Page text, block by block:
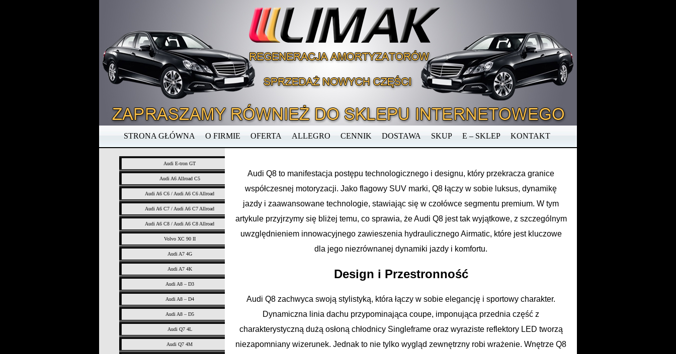
STRONA GŁÓWNA O FIRMIE OFERTA ALLEGRO CENNIK DOSTAWA SKUP E – SKLEP KONTAKT
Audi E-tron GT
Audi A6 Allroad C5
Audi A6 C6 / Audi A6 C6 Allroad
Audi A6 C7 / Audi A6 C7 Allroad
Audi A6 C8 / Audi A6 C8 Allroad
Volvo XC 90 II
Audi A7 4G
Audi A7 4K
Audi A8 – D3
Audi A8 – D4
Audi A8 – D5
Audi Q7 4L
Audi Q7 4M
Audi Q8 to manifestacja postępu technologicznego i designu, który przekracza granice
współczesnej motoryzacji. Jako flagowy SUV marki, Q8 łączy w sobie luksus, dynamikę
jazdy i zaawansowane technologie, stawiając się w czołówce segmentu premium. W tym
artykule przyjrzymy się bliżej temu, co sprawia, że Audi Q8 jest tak wyjątkowe, z szczególnym
uwzględnieniem innowacyjnego zawieszenia hydraulicznego Airmatic, które jest kluczowe
dla jego niezrównanej dynamiki jazdy i komfortu.
Design i Przestronność
Audi Q8 zachwyca swoją stylistyką, która łączy w sobie elegancję i sportowy charakter.
Dynamiczna linia dachu przypominająca coupe, imponująca przednia część z
charakterystyczną dużą osłoną chłodnicy Singleframe oraz wyraziste reflektory LED tworzą
niezapomniany wizerunek. Jednak to nie tylko wygląd zewnętrzny robi wrażenie. Wnętrze Q8